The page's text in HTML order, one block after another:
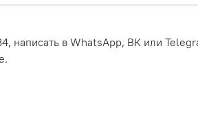
в WhatsApp, ВК или